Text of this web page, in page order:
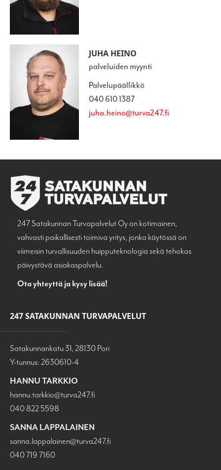
JUHA HEINO
palveluiden myynti
Palvelupäällikkö
040 610 1387
juha.heino@turva247.fi
247 Satakunnan Turvapalvelut Oy on kotimainen,
vahvasti paikallisesti toimiva yritys, jonka käytössä on
viimeisin turvallisuuden huipputeknologia sekä tehokas
päivystävä asiakaspalvelu.
Ota yhteyttä ja kysy lisää!
247 SATAKUNNAN TURVAPALVELUT
Satakunnankatu 31, 28130 Pori
Y-tunnus: 2630610-4
HANNU TARKKIO
hannu.tarkkio@turva247.fi
040 822 5598
SANNA LAPPALAINEN
sanna.lappalainen@turva247.fi
040 719 7160